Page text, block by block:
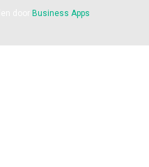
Business Apps